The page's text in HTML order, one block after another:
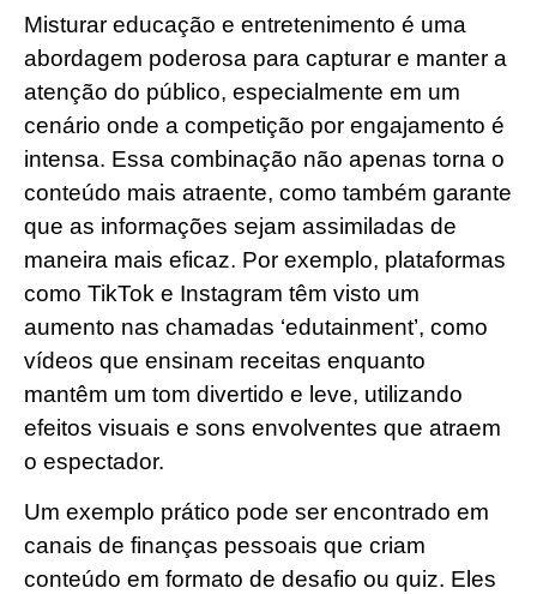
Misturar educação e entretenimento é uma
abordagem poderosa para capturar e manter a
atenção do público, especialmente em um
cenário onde a competição por engajamento é
intensa. Essa combinação não apenas torna o
conteúdo mais atraente, como também garante
que as informações sejam assimiladas de
maneira mais eficaz. Por exemplo, plataformas
como TikTok e Instagram têm visto um
aumento nas chamadas ‘edutainment’, como
vídeos que ensinam receitas enquanto
mantêm um tom divertido e leve, utilizando
efeitos visuais e sons envolventes que atraem
o espectador.
Um exemplo prático pode ser encontrado em
canais de finanças pessoais que criam
conteúdo em formato de desafio ou quiz. Eles